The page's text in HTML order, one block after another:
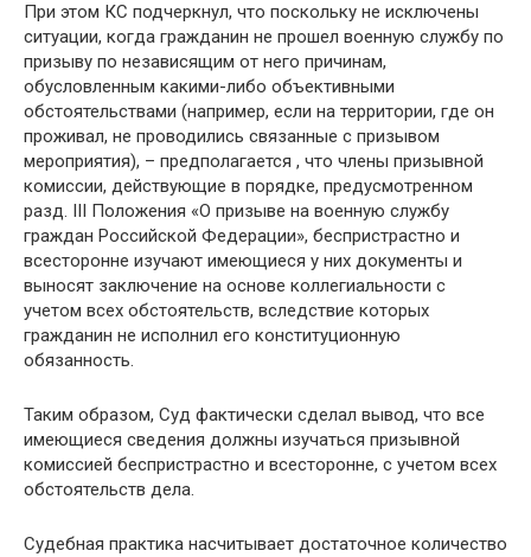
При этом КС подчеркнул, что поскольку не исключены
ситуации, когда гражданин не прошел военную службу по
призыву по независящим от него причинам,
обусловленным какими-либо объективными
обстоятельствами (например, если на территории, где он
проживал, не проводились связанные с призывом
мероприятия), – предполагается , что члены призывной
комиссии, действующие в порядке, предусмотренном
разд. III Положения «О призыве на военную службу
граждан Российской Федерации», беспристрастно и
всесторонне изучают имеющиеся у них документы и
выносят заключение на основе коллегиальности с
учетом всех обстоятельств, вследствие которых
гражданин не исполнил его конституционную
обязанность.
Таким образом, Суд фактически сделал вывод, что все
имеющиеся сведения должны изучаться призывной
комиссией беспристрастно и всесторонне, с учетом всех
обстоятельств дела.
Судебная практика насчитывает достаточное количество